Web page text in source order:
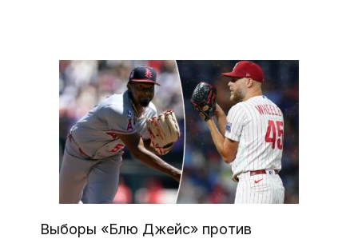
Выборы «Блю Джейс» против